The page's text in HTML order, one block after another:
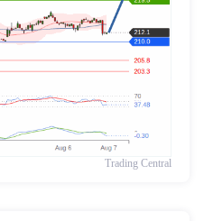
Trading Central